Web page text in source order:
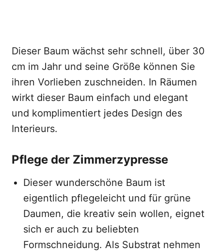
Dieser Baum wächst sehr schnell, über 30
cm im Jahr und seine Größe können Sie
ihren Vorlieben zuschneiden. In Räumen
wirkt dieser Baum einfach und elegant
und komplimentiert jedes Design des
Interieurs.
Pflege der Zimmerzypresse
Dieser wunderschöne Baum ist
eigentlich pflegeleicht und für grüne
Daumen, die kreativ sein wollen, eignet
sich er auch zu beliebten
Formschneidung. Als Substrat nehmen